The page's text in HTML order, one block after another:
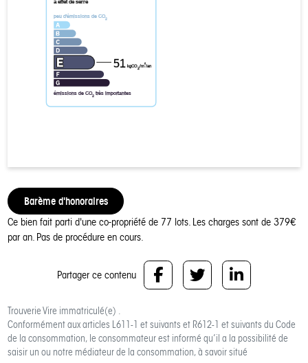
à effet de serre
peu d'émissions de CO2
émissions de CO2très importantes
51kgCO2
/m²/an
Barème d'honoraires
Ce bien fait parti d'une co-propriété de 77 lots. Les charges sont de 379€
par an. Pas de procédure en cours.
Partager ce contenu
Trouverie Vire immatriculé(e) .
Conformément aux articles L611-1 et suivants et R612-1 et suivants du Code
de la consommation, le consommateur est informé qu’il a la possibilité de
saisir un ou notre médiateur de la consommation, à savoir situé